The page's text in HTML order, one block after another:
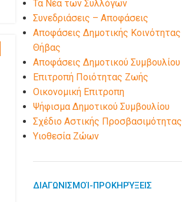
Τα Νέα των Συλλόγων
Συνεδριάσεις – Αποφάσεις
Αποφάσεις Δημοτικής Κοινότητας
Θήβας
Αποφάσεις Δημοτικού Συμβουλίου
Επιτροπή Ποιότητας Ζωής
Οικονομική Επιτροπη
Ψήφισμα Δημοτικού Συμβουλίου
Σχέδιο Αστικής Προσβασιμότητας
Υιοθεσία Ζώων
ΔΙΑΓΩΝΙΣΜΟΊ-ΠΡΟΚΗΡΎΞΕΙΣ